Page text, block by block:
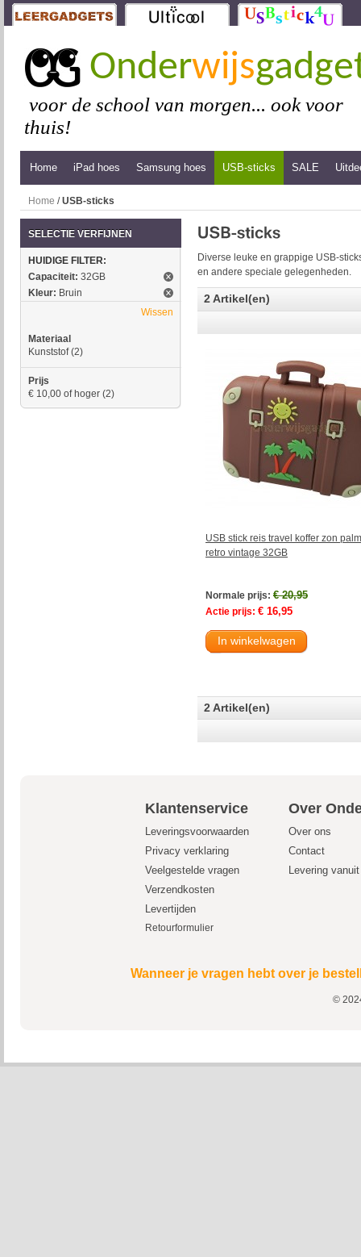
Onderwijs
voor de school van morgen... ook voor
thuis!
Home iPad hoes Samsung hoes USB-sticks SALE
Home /USB-sticks
Diverse leuke en grappige USB-
en andere speciale gelegenheden.
2 Artikel(en)
USB stick reis travel koffer zon
retro vintage 32GB
Normale prijs: € 20,95
Actie prijs: € 16,95
In winkelwagen
2 Artikel(en)
SELECTIE VERFIJNEN
HUIDIGE FILTER:
Capaciteit: 32GB
Kleur: Bruin
Wissen
Materiaal
Kunststof(2)
Prijs
€ 10,00 of hoger (2)
Klantenservice Over
Leveringsvoorwaarden
Over ons
Privacy verklaring
Contact
Veelgestelde vragen
Levering
Verzendkosten
Levertijden
Retourformulier
Wanneer je vragen hebt over je
©